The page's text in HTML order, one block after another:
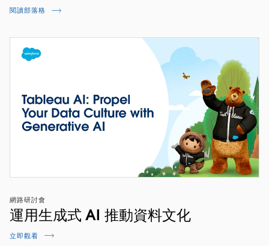
閱讀部落格
網路研討會
運用生成式 AI 推動資料文化
立即觀看